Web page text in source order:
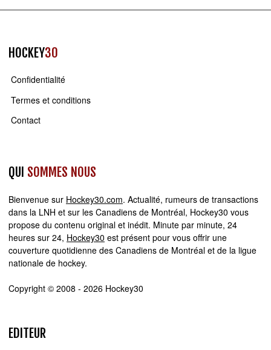
HOCKEY30
Confidentialité
Termes et conditions
Contact
QUI SOMMES NOUS
Bienvenue sur Hockey30.com. Actualité, rumeurs de transactions
dans la LNH et sur les Canadiens de Montréal, Hockey30 vous
propose du contenu original et inédit. Minute par minute, 24
heures sur 24, Hockey30 est présent pour vous offrir une
couverture quotidienne des Canadiens de Montréal et de la ligue
nationale de hockey.
Copyright © 2008 - 2026 Hockey30
EDITEUR